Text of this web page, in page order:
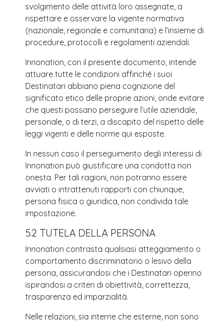
svolgimento delle attività loro assegnate, a
rispettare e osservare la vigente normativa
(nazionale, regionale e comunitaria) e l’insieme di
procedure, protocolli e regolamenti aziendali.
Innonation, con il presente documento, intende
attuare tutte le condizioni affinché i suoi
Destinatari abbiano piena cognizione del
significato etico delle proprie azioni, onde evitare
che questi possano perseguire l’utile aziendale,
personale, o di terzi, a discapito del rispetto delle
leggi vigenti e delle norme qui esposte.
In nessun caso il perseguimento degli interessi di
Innonation può giustificare una condotta non
onesta. Per tali ragioni, non potranno essere
avviati o intrattenuti rapporti con chiunque,
persona fisica o giuridica, non condivida tale
impostazione.
5.2 TUTELA DELLA PERSONA
Innonation contrasta qualsiasi atteggiamento o
comportamento discriminatorio o lesivo della
persona, assicurandosi che i Destinatari operino
ispirandosi a criteri di obiettività, correttezza,
trasparenza ed imparzialità.
Nelle relazioni, sia interne che esterne, non sono